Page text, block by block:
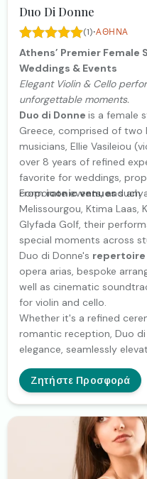
Duo Di Donne
(1)·ΑΘΉΝΑ
Athens’ Premier Female
Weddings & Events
Elegant Violin & Cello
unforgettable moments.
Duo di Donne is a female
Greece, comprised of
musicians, Ellie Vasileiou
over 8 years of refined
favorite for weddings,
corporate events, and any
Fromiconic venuessuch
Melissourgou, Ktima Laas,
Glyfada Golf, their
special moments across
Duo di Donne's repertoire
opera arias, bespoke
well as cinematic
for violin and cello.
Whether it's a refined
romantic reception, Duo
elegance, seamlessly
Ζητήστε Προσφορά